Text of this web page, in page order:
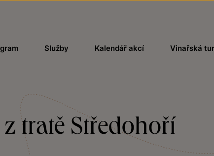
Služby Kalendář akcí Vinařská
tratě Středohoří